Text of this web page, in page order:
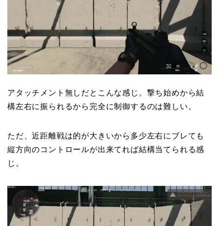
アタッチメント無しだとこんな感じ。撃ち始めから結
構左右に振られるから完全に制御するのは難しい。
ただ、近距離戦は的が大きいから多少左右にブレても
縦方向のコントロールが出来てれば結構当てられる感
じ。